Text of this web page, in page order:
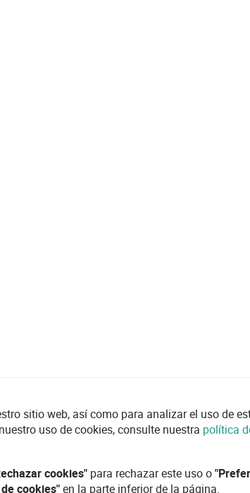
sitio web, así como para analizar el uso de
uso de cookies, consulte nuestra política
cookies" para rechazar este uso o
cookies"en la parte inferior de la página.